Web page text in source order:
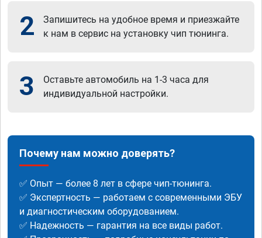
2
Запишитесь на удобное время и приезжайте
к нам в сервис на установку чип тюнинга.
3
Оставьте автомобиль на 1-3 часа для
индивидуальной настройки.
Почему нам можно доверять?
✅ Опыт — более 8 лет в сфере чип-тюнинга.
✅ Экспертность — работаем с современными ЭБУ
и диагностическим оборудованием.
✅ Надежность — гарантия на все виды работ.